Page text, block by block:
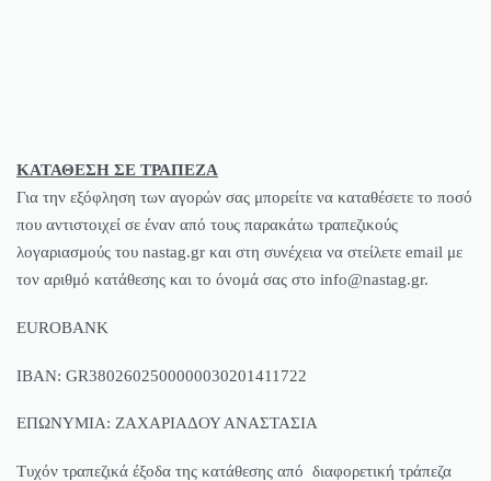
ΚΑΤΑΘΕΣΗ ΣΕ ΤΡΑΠΕΖΑ
Για την εξόφληση των αγορών σας μπορείτε να καταθέσετε το ποσό
που αντιστοιχεί σε έναν από τους παρακάτω τραπεζικούς
λογαριασμούς του nastag.gr και στη συνέχεια να στείλετε email με
τον αριθμό κατάθεσης και το όνομά σας στο info@nastag.gr.
EUROBANK
IBAN: GR3802602500000030201411722
ΕΠΩΝΥΜΙΑ: ΖΑΧΑΡΙΑΔΟΥ ΑΝΑΣΤΑΣΙΑ
Τυχόν τραπεζικά έξοδα της κατάθεσης από διαφορετική τράπεζα